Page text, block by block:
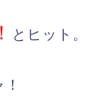
とヒット。